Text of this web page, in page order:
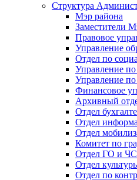
Структура
Мэр района
Заместители
Правовое
Управление
Отдел по
Управление
Управление
Финансовое
Архивный
Отдел
Отдел
Отдел
Комитет по
Отдел ГО и ЧС
Отдел
Отдел по